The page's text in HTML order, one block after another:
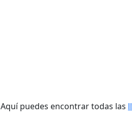
Aquí puedes encontrar todas las